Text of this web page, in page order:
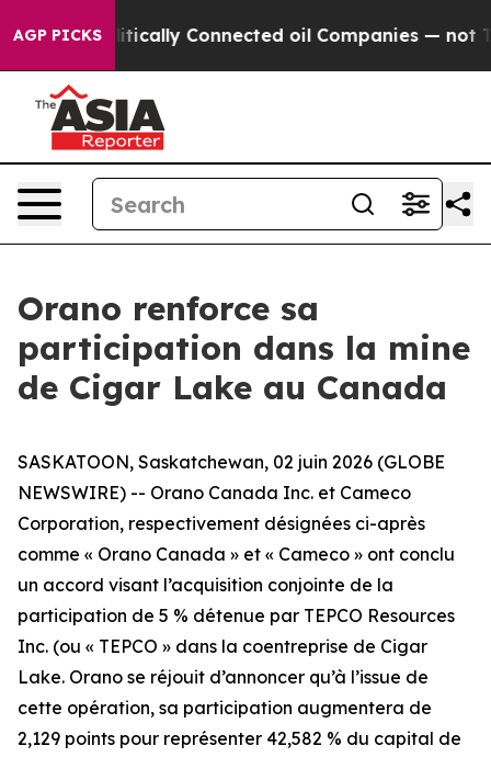
AGP PICKS
Politically Connected oil Companies — not
Orano renforce sa
participation dans la mine
de Cigar Lake au Canada
SASKATOON, Saskatchewan, 02 juin 2026 (GLOBE
NEWSWIRE) -- Orano Canada Inc. et Cameco
Corporation, respectivement désignées ci-après
comme « Orano Canada » et « Cameco » ont conclu
un accord visant l’acquisition conjointe de la
participation de 5 % détenue par TEPCO Resources
Inc. (ou « TEPCO » dans la coentreprise de Cigar
Lake. Orano se réjouit d’annoncer qu’à l’issue de
cette opération, sa participation augmentera de
2,129 points pour représenter 42,582 % du capital de